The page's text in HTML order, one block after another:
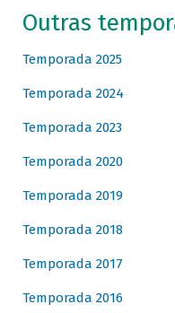
Outras
Temporada 2025
Temporada 2024
Temporada 2023
Temporada 2020
Temporada 2019
Temporada 2018
Temporada 2017
Temporada 2016